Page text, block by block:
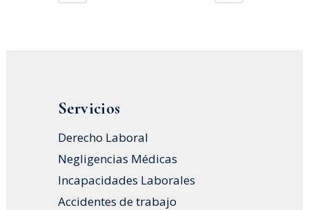
Servicios
Derecho Laboral
Negligencias Médicas
Incapacidades Laborales
Accidentes de trabajo